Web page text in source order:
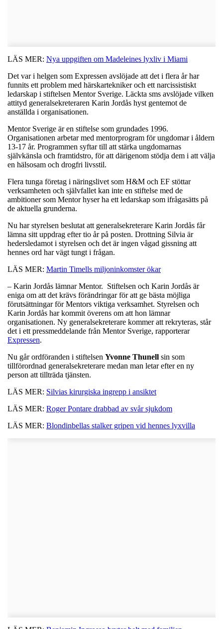
LÄS MER: Nya uppgiften om Madeleines lyxliv i Miami
Det var i helgen som Expressen avslöjade att det i flera år har
funnits ett problem med härskartekniker och ett narcissistiskt
ledarskap i stiftelsen Mentor Sverige. Läckta sms avslöjade vilken
attityd generalsekreteraren Karin Jordås hyst gentemot de
anställda i organisationen.
Mentor Sverige är en stiftelse som grundades 1996.
Organisationen arbetar med mentorprogram för ungdomar i åldern
13-17 år. Programmen syftar till att stärka ungdomarnas
självkänsla och framtidstro, för att därigenom stödja dem i att välja
en hälsosam och drogfri livsstil.
Flera tunga företag i näringslivet som H&M och EF stöttar
verksamheten och självfallet kan inte en stiftelse med de
ambitioner som Mentor hyser ha ett ledarskap som ifrågasätts på
de aktuella grunderna.
Nu har styrelsen beslutat att generalsekreterare Karin Jordås får
lämna sitt uppdrag efter tio år på posten. Drottning Silvia är
hedersledamot i styrelsen och det är ingen vågad gissning att
hennes ord har vägt tungt i frågan.
LÄS MER: Martin Timells miljoninkomster ökar
– Karin Jordås lämnar Mentor. Stiftelsen och Karin Jordås är
eniga om att det krävs förändringar för att ge bästa möjliga
förutsättningar för Mentors viktiga verksamhet. Styrelsen och
Karin Jordås har kommit överens om att hon lämnar
organisationen. Ny generalsekreterare kommer att rekryteras, står
det i ett pressmeddelande från Mentor Sverige, rapporterar
Expressen.
Nu går ordföranden i stiftelsen Yvonne Thunell sin som
tillförordnad generalsekreterare medan man letar efter en ny
person att tillträda tjänsten.
LÄS MER: Silvias kirurgiska ingrepp i ansiktet
LÄS MER: Roger Pontare drabbad av svår sjukdom
LÄS MER: Blondinbellas stalker gripen vid hennes lyxvilla